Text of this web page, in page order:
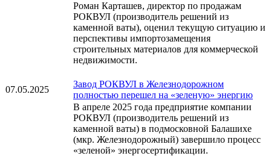
Роман Карташев, директор по продажам
РОКВУЛ (производитель решений из
каменной ваты), оценил текущую ситуацию и
перспективы импортозамещения
строительных материалов для коммерческой
недвижимости.
07.05.2025
Завод РОКВУЛ в Железнодорожном
полностью перешел на «зеленую» энергию
В апреле 2025 года предприятие компании
РОКВУЛ (производитель решений из
каменной ваты) в подмосковной Балашихе
(мкр. Железнодорожный) завершило процесс
«зеленой» энергосертификации.